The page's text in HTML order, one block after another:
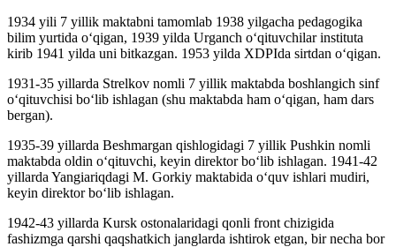
1934 yili 7 yillik maktabni tamomlab 1938 yilgacha pedagogika
bilim yurtida o‘qigan, 1939 yilda Urganch o‘qituvchilar instituta
kirib 1941 yilda uni bitkazgan. 1953 yilda XDPIda sirtdan o‘qigan.
1931-35 yillarda Strelkov nomli 7 yillik maktabda boshlangich sinf
o‘qituvchisi bo‘lib ishlagan (shu maktabda ham o‘qigan, ham dars
bergan).
1935-39 yillarda Beshmargan qishlogidagi 7 yillik Pushkin nomli
maktabda oldin o‘qituvchi, keyin direktor bo‘lib ishlagan. 1941-42
yillarda Yangiariqdagi M. Gorkiy maktabida o‘quv ishlari mudiri,
keyin direktor bo‘lib ishlagan.
1942-43 yillarda Kursk ostonalaridagi qonli front chizigida
fashizmga qarshi qaqshatkich janglarda ishtirok etgan, bir necha bor